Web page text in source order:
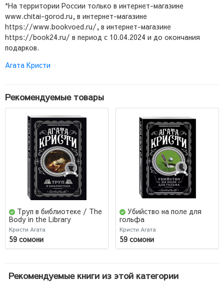
*На территории России только в интернет-магазине
www.chitai-gorod.ru, в интернет-магазине
https://www.bookvoed.ru/, в интернет-магазине
https://book24.ru/ в период с 10.04.2024 и до окончания
подарков.
Агата Кристи
Рекомендуемые товары
Труп в библиотеке / The
Body in the Library
Кристи Агата
59 сомони
Убийство на поле для
гольфа
Кристи Агата
59 сомони
Рекомендуемые книги из этой категории